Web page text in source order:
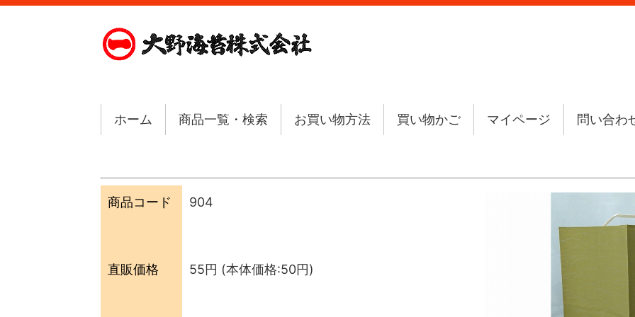
ホーム 商品一覧・検索 お買い物方法 買い物かご マイページ 問い合わ
商品コード 904
直販価格 55円 (本体価格:50円)